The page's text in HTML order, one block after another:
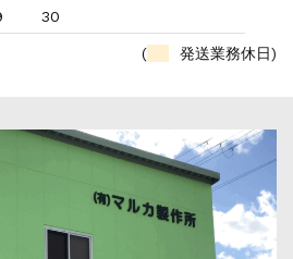
30
( 発送業務休日)